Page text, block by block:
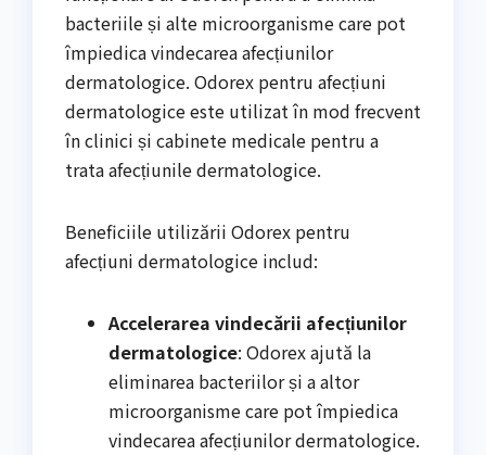
bacteriile și alte microorganisme care pot
împiedica vindecarea afecțiunilor
dermatologice. Odorex pentru afecțiuni
dermatologice este utilizat în mod frecvent
în clinici și cabinete medicale pentru a
trata afecțiunile dermatologice.
Beneficiile utilizării Odorex pentru
afecțiuni dermatologice includ:
Accelerarea vindecării afecțiunilor
dermatologice: Odorex ajută la
eliminarea bacteriilor și a altor
microorganisme care pot împiedica
vindecarea afecțiunilor dermatologice.